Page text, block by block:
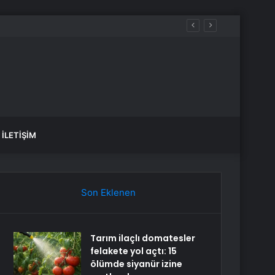
İLETIŞIM
Son Eklenen
Tarım ilaçlı domatesler
felakete yol açtı: 15
ölümde siyanür izine